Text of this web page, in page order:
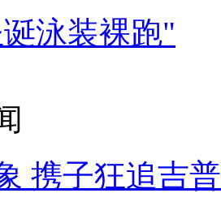
泳装裸跑"
携子狂追吉